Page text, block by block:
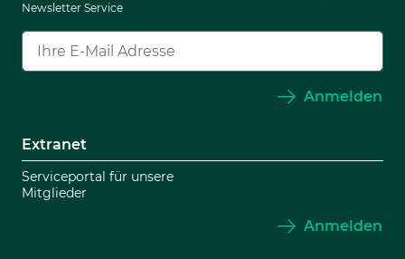
Newsletter Service
Anmelden
Extranet
Serviceportal für unsere
Mitglieder
Anmelden